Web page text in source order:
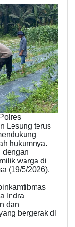
Lesung terus
hukumnya.
dengan
warga di
(19/5/2026).
Indra
dan
bergerak di